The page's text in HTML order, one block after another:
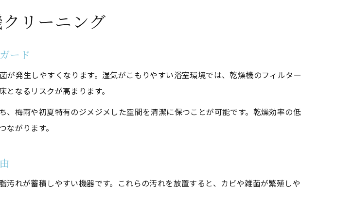
グで毎日の家事が楽になる仕組み
グで健康リスクを軽減する秘訣
ーニングの重要性
グでカビ臭や湿気対策も万全
リーニングの基本
グを自分で始める手順と注意点
グでフィルター掃除を徹底する方法
の範囲と限界を知る
グ後の動作確認ポイント
リーニング
ード
発生しやすくなります。湿気がこもりやすい浴室環境では、乾燥機のフィルター
なるリスクが高まります。
梅雨や初夏特有のジメジメした空間を清潔に保つことが可能です。乾燥効率の低
がります。
れが蓄積しやすい機器です。これらの汚れを放置すると、カビや雑菌が繁殖しや